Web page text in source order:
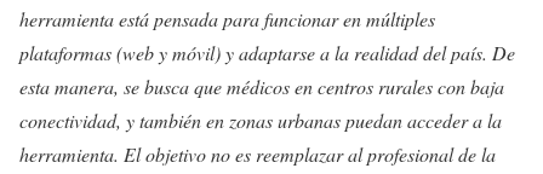
herramienta está pensada para funcionar en múltiples
plataformas (web y móvil) y adaptarse a la realidad del país. De
esta manera, se busca que médicos en centros rurales con baja
conectividad, y también en zonas urbanas puedan acceder a la
herramienta. El objetivo no es reemplazar al profesional de la